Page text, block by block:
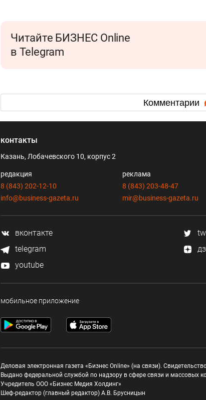
Читайте БИЗНЕС Online
в Telegram
Комментарии
контакты
Казань, Лобачевского 10, корпус 2
редакция
8 (843) 202-12-10
info@business-gazeta.ru
реклама
8 (843) 203-48-47
mir@business-gazeta.ru
вконтакте
telegram
youtube
мобильное приложение
Деловая электронная газета «Бизнес Online» (на связи).
Выдано федеральной службой по надзору в сфере связи и массовых
Учредитель ООО «Бизнес Медия Холдинг»
Шеф-редактор (главный редактор) А.В. Брусницын